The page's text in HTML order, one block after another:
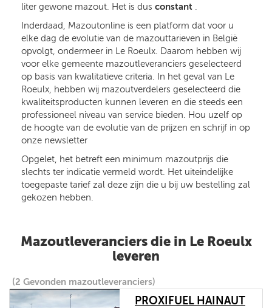
liter gewone mazout. Het is dus constant .
Inderdaad, Mazoutonline is een platform dat voor u
elke dag de evolutie van de mazouttarieven in België
opvolgt, ondermeer in Le Roeulx. Daarom hebben wij
voor elke gemeente mazoutleveranciers geselecteerd
op basis van kwalitatieve criteria. In het geval van Le
Roeulx, hebben wij mazoutverdelers geselecteerd die
kwaliteitsproducten kunnen leveren en die steeds een
professioneel niveau van service bieden. Hou uzelf op
de hoogte van de evolutie van de prijzen en schrijf in op
onze newsletter
Opgelet, het betreft een minimum mazoutprijs die
slechts ter indicatie vermeld wordt. Het uiteindelijke
toegepaste tarief zal deze zijn die u bij uw bestelling zal
gekozen hebben.
Mazoutleveranciers die in Le Roeulx
leveren
(2 Gevonden mazoutleveranciers)
PROXIFUEL HAINAUT